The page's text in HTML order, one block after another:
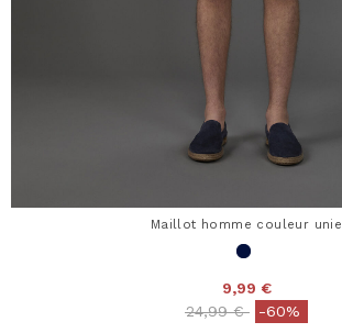
Maillot homme couleur unie
9,99 €
Price reduced from
24,99 €to-60%